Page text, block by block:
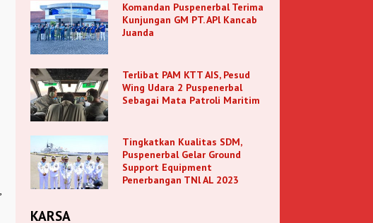
Komandan Puspenerbal Terima
Kunjungan GM PT. APl Kancab
Juanda
Terlibat PAM KTT AIS, Pesud
Wing Udara 2 Puspenerbal
Sebagai Mata Patroli Maritim
Tingkatkan Kualitas SDM,
Puspenerbal Gelar Ground
Support Equipment
Penerbangan TNl AL 2023
KARSA